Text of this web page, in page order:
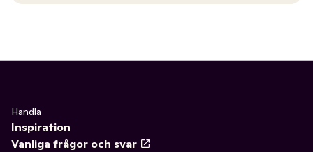
Handla
Inspiration
Vanliga frågor och svar